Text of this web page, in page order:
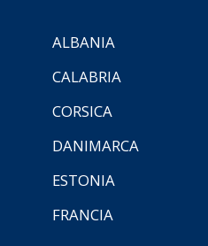
ALBANIA
CALABRIA
CORSICA
DANIMARCA
ESTONIA
FRANCIA